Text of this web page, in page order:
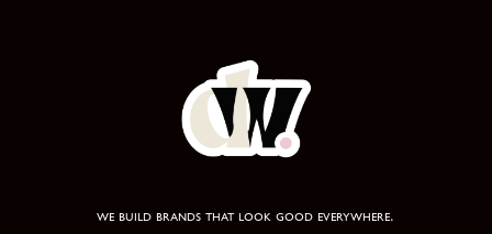
we build brands that look good everywhere.